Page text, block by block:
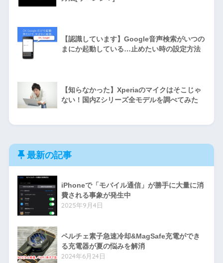
【認識しています】Google音声検索がいつの
まにか起動している…止めたい時の設定方法
【知らなかった】Xperiaのマイクはそこじゃ
ない！国内Zシリーズ全モデルを調べてみた
最新の記事
iPhoneで「モバイル通信」が勝手に大量に消
費される事象が発生中
2025年9月4日
ペルチェ素子急速冷却&MagSafe充電ができ
る充電器が夏の悩みを解消
2024年6月24日